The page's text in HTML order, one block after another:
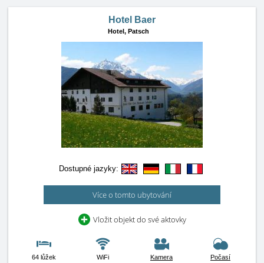
Hotel Baer
Hotel, Patsch
Dostupné jazyky:
Více o tomto ubytování
Vložit objekt do své aktovky
64 lůžek WiFi Kamera Počasí